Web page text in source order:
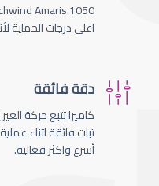
اعلى درجات الحماية
دقة فائقة
ثبات فائقة اثناء
أسرع واكثر فعالية.